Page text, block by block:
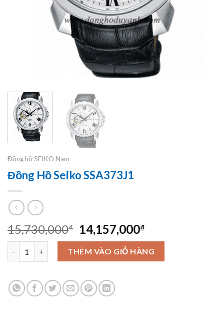
Đồng hồ SEIKO Nam
Đồng Hồ Seiko SSA373J1
15,730,000₫
Original
price
was:
15,730,000₫.
14,157,000₫Current
price
is:
14,157,000₫.
Đồng Hồ Seiko SSA373J1 số lượng
THÊM VÀO GIỎ HÀNG